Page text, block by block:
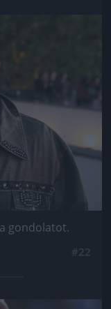
gondolatot.